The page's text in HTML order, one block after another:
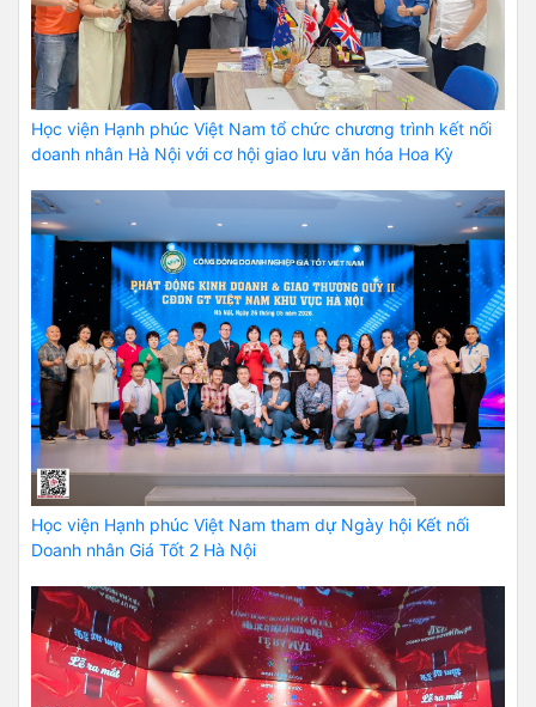
Học viện Hạnh phúc Việt Nam tổ chức chương trình kết nối
doanh nhân Hà Nội với cơ hội giao lưu văn hóa Hoa Kỳ
Học viện Hạnh phúc Việt Nam tham dự Ngày hội Kết nối
Doanh nhân Giá Tốt 2 Hà Nội